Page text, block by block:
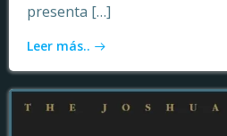
presenta […]
Leer más..